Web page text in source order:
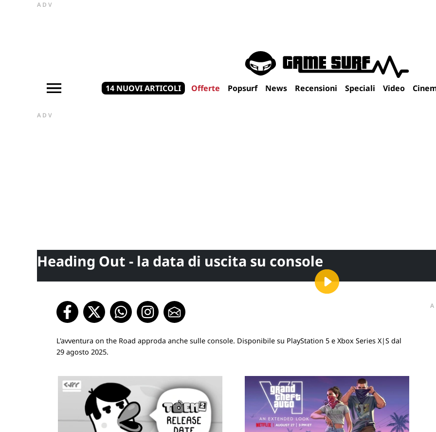
ADV
14 NUOVI ARTICOLI Offerte Popsurf News Recensioni Speciali Video
ADV
Heading Out - la data di uscita su console
L'avventura on the Road approda anche sulle console. Disponibile su PlayStation 5 e Xbox Series X|S dal
29 agosto 2025.